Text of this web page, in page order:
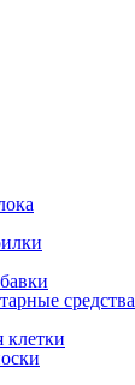
средства
клетки